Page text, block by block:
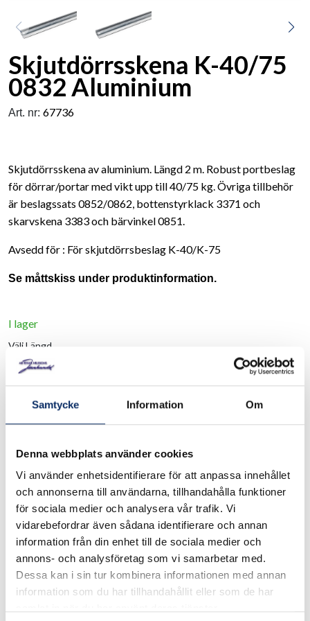
Samtycke Information Om
Denna webbplats använder cookies
Vi använder enhetsidentifierare för att anpassa innehållet
och annonserna till användarna, tillhandahålla funktioner
för sociala medier och analysera vår trafik. Vi
vidarebefordrar även sådana identifierare och annan
information från din enhet till de sociala medier och
annons- och analysföretag som vi samarbetar med.
Dessa kan i sin tur kombinera informationen med annan
information som du har tillhandahållit eller som de har
Skjutdörrsskena K-40/75
0832 Aluminium
Art. nr: 67736
Skjutdörrsskena av aluminium. Längd 2 m. Robust portbeslag
för dörrar/portar med vikt upp till 40/75 kg. Övriga tillbehör
är beslagssats 0852/0862, bottenstyrklack 3371 och
skarvskena 3383 och bärvinkel 0851.
Avsedd för : För skjutdörrsbeslag K-40/K-75
Se måttskiss under produktinformation.
I lager
VäljLängd
Välj Längd
remove add Lägg i varukorg
Produktinformation expand_more